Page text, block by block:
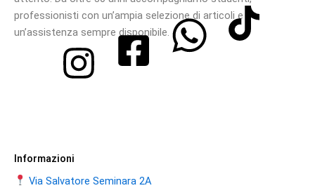
professionisti con un’ampia selezione di articoli e
un’assistenza sempre disponibile.
Informazioni
Via Salvatore Seminara 2A